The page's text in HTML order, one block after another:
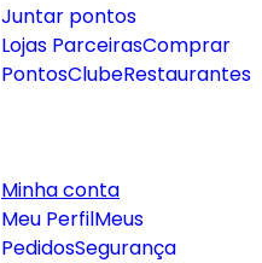
Juntar pontos
Lojas ParceirasComprar
PontosClubeRestaurantes
Minha conta
Meu PerfilMeus
PedidosSegurança